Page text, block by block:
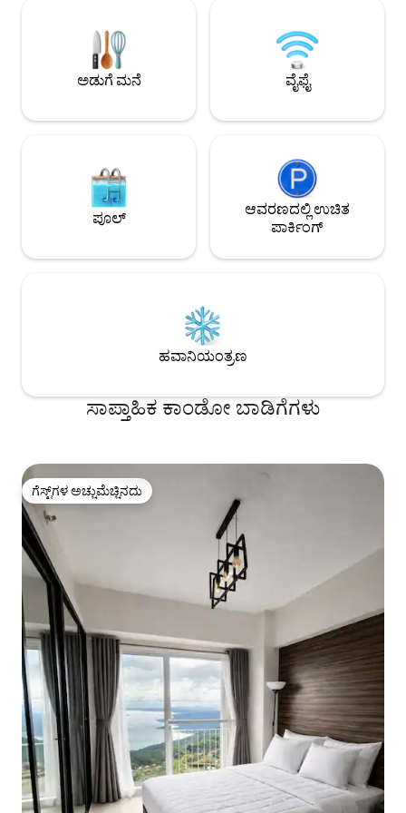
ಮನೆಯಲ್ಲಿರುವಂತೆಯೇ ಆರಾಮವಾಗಿರುವ ಕಾರಣ,
ಅವರು ಪದೇ ಪದೇ ಇಲ್ಲಿಗೆ ಬರುತ್ತಾರೆ!
ವಿಹಾರ ಅಥವಾ
ಅತ್ಯುತ್ತಮ ಊಟದ
ಕೇವಲ ಕೆಲವೇ ನಿಮಿಷಗಳ
ಅನುಭವವನ್ನು
ಅಡುಗೆ ಮನೆ ವೈಫೈ
ಪೂಲ್
ಆವರಣದಲ್ಲಿ ಉಚಿತ
ಪಾರ್ಕಿಂಗ್
ಹವಾನಿಯಂತ್ರಣ
ಸಾಪ್ತಾಹಿಕ ಕಾಂಡೋ ಬಾಡಿಗೆಗಳು
ಗೆಸ್ಟ್‌ಗಳ ಅಚ್ಚುಮೆಚ್ಚಿನದು
ಗೆಸ್ಟ್‌ಗಳ ಅಚ್ಚುಮೆಚ್ಚಿನದು